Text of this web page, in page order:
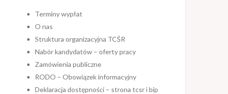
Terminy wypłat
O nas
Struktura organizacyjna TCŚR
Nabór kandydatów – oferty pracy
Zamówienia publiczne
RODO – Obowiązek informacyjny
Deklaracja dostępności – strona tcsr i bip